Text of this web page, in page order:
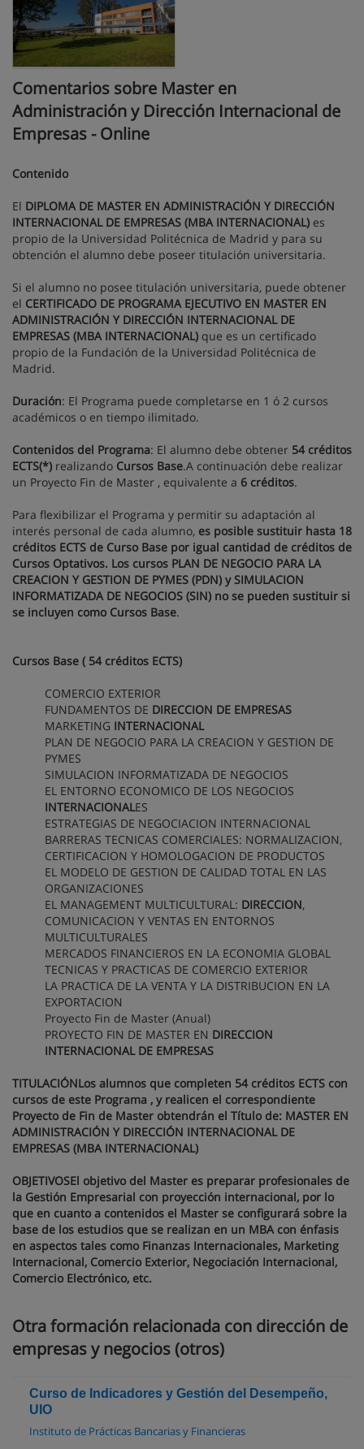
Comentarios sobre Master en
Administración y Dirección Internacional de
Empresas - Online
Contenido
El DIPLOMA DE MASTER EN ADMINISTRACIÓN Y DIRECCIÓN
INTERNACIONAL DE EMPRESAS (MBA INTERNACIONAL) es
propio de la Universidad Politécnica de Madrid y para su
obtención el alumno debe poseer titulación universitaria.
Si el alumno no posee titulación universitaria, puede obtener
el CERTIFICADO DE PROGRAMA EJECUTIVO EN MASTER EN
ADMINISTRACIÓN Y DIRECCIÓN INTERNACIONAL DE
EMPRESAS (MBA INTERNACIONAL) que es un certificado
propio de la Fundación de la Universidad Politécnica de
Madrid.
Duración: El Programa puede completarse en 1 ó 2 cursos
académicos o en tiempo ilimitado.
Contenidos del Programa: El alumno debe obtener 54 créditos
ECTS(*) realizando Cursos Base.A continuación debe realizar
un Proyecto Fin de Master , equivalente a 6 créditos.
Para flexibilizar el Programa y permitir su adaptación al
interés personal de cada alumno, es posible sustituir hasta 18
créditos ECTS de Curso Base por igual cantidad de créditos de
Cursos Optativos. Los cursos PLAN DE NEGOCIO PARA LA
CREACION Y GESTION DE PYMES (PDN) y SIMULACION
INFORMATIZADA DE NEGOCIOS (SIN) no se pueden sustituir si
se incluyen como Cursos Base.
Cursos Base ( 54 créditos ECTS)
COMERCIO EXTERIOR
FUNDAMENTOS DE DIRECCION DE EMPRESAS
MARKETING INTERNACIONAL
PLAN DE NEGOCIO PARA LA CREACION Y GESTION DE
PYMES
SIMULACION INFORMATIZADA DE NEGOCIOS
EL ENTORNO ECONOMICO DE LOS NEGOCIOS
INTERNACIONALES
ESTRATEGIAS DE NEGOCIACION INTERNACIONAL
BARRERAS TECNICAS COMERCIALES: NORMALIZACION,
CERTIFICACION Y HOMOLOGACION DE PRODUCTOS
EL MODELO DE GESTION DE CALIDAD TOTAL EN LAS
ORGANIZACIONES
EL MANAGEMENT MULTICULTURAL: DIRECCION,
COMUNICACION Y VENTAS EN ENTORNOS
MULTICULTURALES
MERCADOS FINANCIEROS EN LA ECONOMIA GLOBAL
TECNICAS Y PRACTICAS DE COMERCIO EXTERIOR
LA PRACTICA DE LA VENTA Y LA DISTRIBUCION EN LA
EXPORTACION
Proyecto Fin de Master (Anual)
PROYECTO FIN DE MASTER EN DIRECCION
INTERNACIONAL DE EMPRESAS
TITULACIÓNLos alumnos que completen 54 créditos ECTS con
cursos de este Programa , y realicen el correspondiente
Proyecto de Fin de Master obtendrán el Título de: MASTER EN
ADMINISTRACIÓN Y DIRECCIÓN INTERNACIONAL DE
EMPRESAS (MBA INTERNACIONAL)
OBJETIVOSEl objetivo del Master es preparar profesionales de
la Gestión Empresarial con proyección internacional, por lo
que en cuanto a contenidos el Master se configurará sobre la
base de los estudios que se realizan en un MBA con énfasis
en aspectos tales como Finanzas Internacionales, Marketing
Internacional, Comercio Exterior, Negociación Internacional,
Comercio Electrónico, etc.
Otra formación relacionada con dirección de
empresas y negocios (otros)
Curso de Indicadores y Gestión del Desempeño,
UIO
Instituto de Prácticas Bancarias y Financieras